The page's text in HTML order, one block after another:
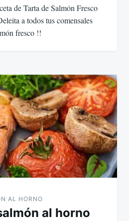
de Tarta de Salmón Fresco
a todos tus comensales
fresco !!
AL HORNO
al horno